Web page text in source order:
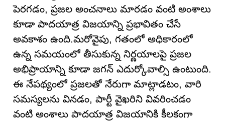
పెరగడం, ప్రజల అంచనాలు మారడం వంటి అంశాలు
కూడా పాదయాత్ర విజయాన్ని ప్రభావితం చేసే
అవకాశం ఉంది.మరోవైపు, గతంలో అధికారంలో
ఉన్న సమయంలో తీసుకున్న నిర్ణయాలపై ప్రజల
అభిప్రాయాన్ని కూడా జగన్ ఎదుర్కోవాల్సి ఉంటుంది.
ఈ నేపథ్యంలో ప్రజలతో నేరుగా మాట్లాడటం, వారి
సమస్యలను వినడం, పార్టీ వైఖరిని వివరించడం
వంటి అంశాలు పాదయాత్ర విజయానికి కీలకంగా